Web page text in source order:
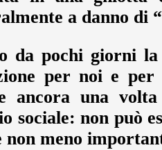
a danno
da pochi giorni
per noi e
ancora una
sociale: non può
non meno